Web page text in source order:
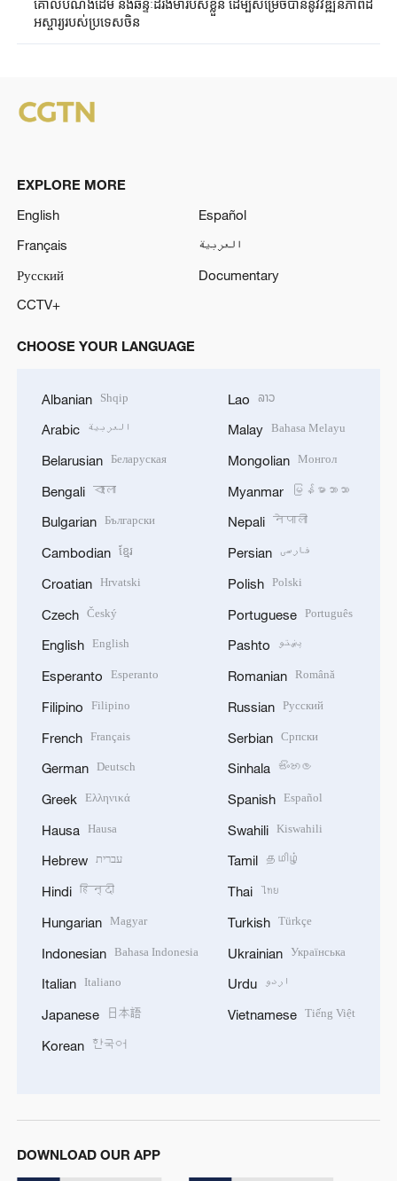
គោលបំណងដើម និងឆន្ទៈដ៏រឹងមាំរបស់ខ្លួន ដើម្បីសម្រេចបាននូវវឌ្ឍនភាពដ៏
អស្ចារ្យរបស់ប្រទេសចិន
EXPLORE MORE
English
Español
Français
العربية
Русский
Documentary
CCTV+
CHOOSE YOUR LANGUAGE
Albanian Shqip
Arabic العربية
Belarusian Беларуская
Bengali বাংলা
Bulgarian Български
Cambodian ខ្មែរ
Croatian Hrvatski
Czech Český
English English
Esperanto Esperanto
Filipino Filipino
French Français
German Deutsch
Greek Ελληνικά
Hausa Hausa
Hebrew עברית
Hindi हिन्दी
Hungarian Magyar
Indonesian Bahasa Indonesia
Italian Italiano
Japanese 日本語
Korean 한국어
Lao ລາວ
Malay Bahasa Melayu
Mongolian Монгол
Myanmar မြန်မာဘာသာ
Nepali नेपाली
Persian فارسی
Polish Polski
Portuguese Português
Pashto پښتو
Romanian Română
Russian Русский
Serbian Српски
Sinhala සිංහල
Spanish Español
Swahili Kiswahili
Tamil தமிழ்
Thai ไทย
Turkish Türkçe
Ukrainian Українська
Urdu اردو
Vietnamese Tiếng Việt
DOWNLOAD OUR APP